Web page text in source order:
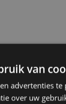
van
advertenties
over uw